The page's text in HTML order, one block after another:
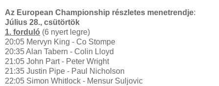
Az European Championship részletes menetrendje:
Július 28., csütörtök
1. forduló (6 nyert legre)
20:05 Mervyn King - Co Stompe
20:35 Alan Tabern - Colin Lloyd
21:05 John Part - Peter Wright
21:35 Justin Pipe - Paul Nicholson
22:05 Simon Whitlock - Mensur Suljovic